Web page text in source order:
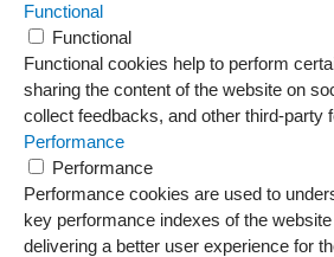
Functional
Functional
Functional cookies help to perform
sharing the content of the website on
collect feedbacks, and other third-party
Performance
Performance
Performance cookies are used to
key performance indexes of the
delivering a better user experience for